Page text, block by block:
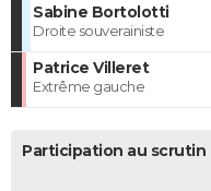
Sabine Bortolotti
Droite souverainiste
Patrice Villeret
Extrême gauche
Participation au scrutin